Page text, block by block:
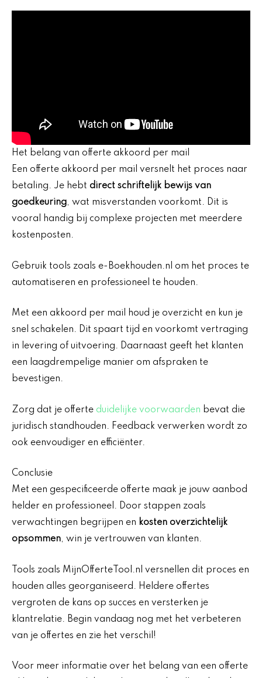
Het belang van offerte akkoord per mail
Een offerte akkoord per mail versnelt het proces naar
betaling. Je hebt direct schriftelijk bewijs van
goedkeuring, wat misverstanden voorkomt. Dit is
vooral handig bij complexe projecten met meerdere
kostenposten.
Gebruik tools zoals e-Boekhouden.nl om het proces te
automatiseren en professioneel te houden.
Met een akkoord per mail houd je overzicht en kun je
snel schakelen. Dit spaart tijd en voorkomt vertraging
in levering of uitvoering. Daarnaast geeft het klanten
een laagdrempelige manier om afspraken te
bevestigen.
Zorg dat je offerte duidelijke voorwaarden bevat die
juridisch standhouden. Feedback verwerken wordt zo
ook eenvoudiger en efficiënter.
Conclusie
Met een gespecificeerde offerte maak je jouw aanbod
helder en professioneel. Door stappen zoals
verwachtingen begrijpen en kosten overzichtelijk
opsommen, win je vertrouwen van klanten.
Tools zoals MijnOfferteTool.nl versnellen dit proces en
houden alles georganiseerd. Heldere offertes
vergroten de kans op succes en versterken je
klantrelatie. Begin vandaag nog met het verbeteren
van je offertes en zie het verschil!
Voor meer informatie over het belang van een offerte